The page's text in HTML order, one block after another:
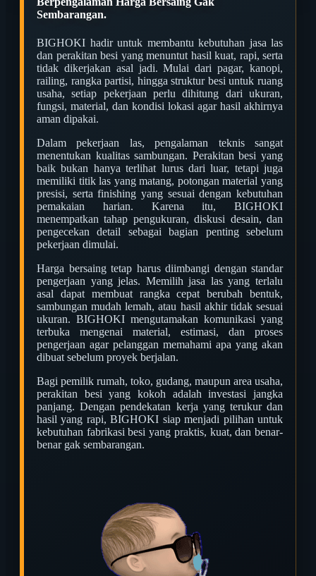
Sembarangan.
BIGHOKI hadir untuk membantu kebutuhan jasa las
dan perakitan besi yang menuntut hasil kuat, rapi, serta
tidak dikerjakan asal jadi. Mulai dari pagar, kanopi,
railing, rangka partisi, hingga struktur besi untuk ruang
usaha, setiap pekerjaan perlu dihitung dari ukuran,
fungsi, material, dan kondisi lokasi agar hasil akhirnya
aman dipakai.
Dalam pekerjaan las, pengalaman teknis sangat
menentukan kualitas sambungan. Perakitan besi yang
baik bukan hanya terlihat lurus dari luar, tetapi juga
memiliki titik las yang matang, potongan material yang
presisi, serta finishing yang sesuai dengan kebutuhan
pemakaian harian. Karena itu, BIGHOKI
menempatkan tahap pengukuran, diskusi desain, dan
pengecekan detail sebagai bagian penting sebelum
pekerjaan dimulai.
Harga bersaing tetap harus diimbangi dengan standar
pengerjaan yang jelas. Memilih jasa las yang terlalu
asal dapat membuat rangka cepat berubah bentuk,
sambungan mudah lemah, atau hasil akhir tidak sesuai
ukuran. BIGHOKI mengutamakan komunikasi yang
terbuka mengenai material, estimasi, dan proses
pengerjaan agar pelanggan memahami apa yang akan
dibuat sebelum proyek berjalan.
Bagi pemilik rumah, toko, gudang, maupun area usaha,
perakitan besi yang kokoh adalah investasi jangka
panjang. Dengan pendekatan kerja yang terukur dan
hasil yang rapi, BIGHOKI siap menjadi pilihan untuk
kebutuhan fabrikasi besi yang praktis, kuat, dan benar-
benar gak sembarangan.